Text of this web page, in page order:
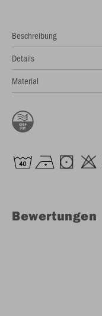
Beschreibung
Details
Material
Bewertungen